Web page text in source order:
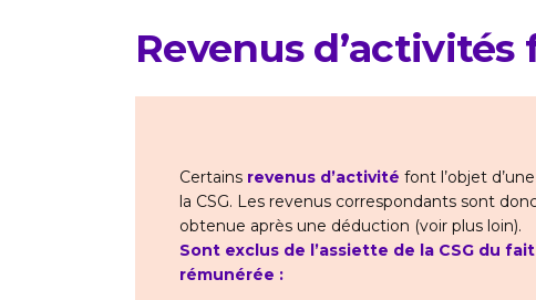
Revenus d’activités
Certains revenus d’activité font l’objet d’une
la CSG. Les revenus correspondants sont
obtenue après une déduction (voir plus loin).
Sont exclus de l’assiette de la CSG du
rémunérée :